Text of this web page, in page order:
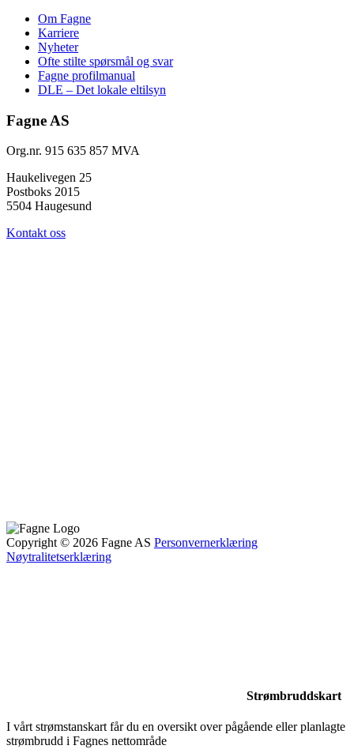
Om Fagne
Karriere
Nyheter
Ofte stilte spørsmål og svar
Fagne profilmanual
DLE – Det lokale eltilsyn
Fagne AS
Org.nr. 915 635 857 MVA
Haukelivegen 25
Postboks 2015
5504 Haugesund
Kontakt oss
Copyright © 2026 Fagne AS Personvernerklæring
Nøytralitetserklæring
Strømbruddskart
I vårt strømstanskart får du en oversikt over pågående eller planlagte
strømbrudd i Fagnes nettområde